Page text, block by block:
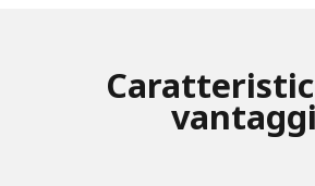
vantaggi